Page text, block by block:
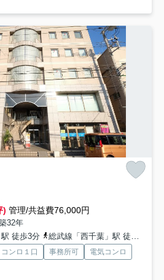
) 管理/共益費76,000円
32年
徒歩3分
総武線「西千葉」駅 徒歩7分
コンロ１口 事務所可
電気コンロ